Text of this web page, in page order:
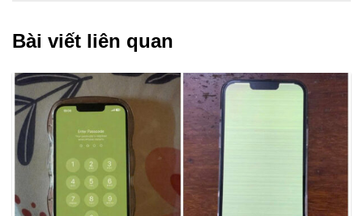
Bài viết liên quan